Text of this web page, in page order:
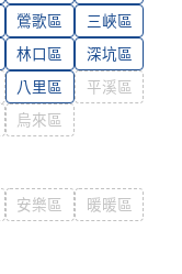
鶯歌區
三峽區
林口區
深坑區
八里區
平溪區
烏來區
安樂區
暖暖區